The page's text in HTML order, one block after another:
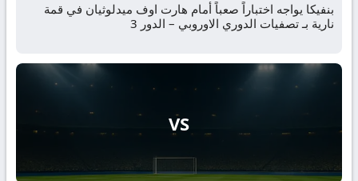
بنفيكا يواجه اختباراً صعباً أمام هارت اوف ميدلوثيان في قمة
نارية بـ تصفيات الدوري الاوروبي – الدور 3
VS